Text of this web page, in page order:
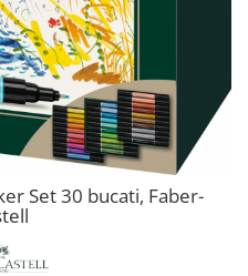
Set 30 bucati, Faber-